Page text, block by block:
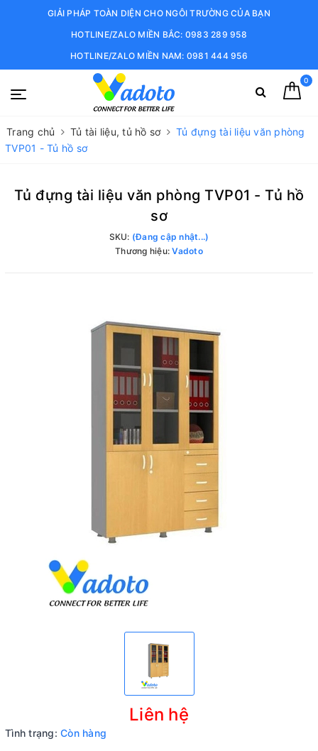
GIẢI PHÁP TOÀN DIỆN CHO NGÔI TRƯỜNG CỦA BẠN
HOTLINE/ZALO MIỀN BẮC: 0983 289 958
HOTLINE/ZALO MIỀN NAM: 0981 444 956
0
Trang chủ Tủ tài liệu, tủ hồ sơ
Tủ đựng tài liệu văn phòng
TVP01 - Tủ hồ sơ
Tủ đựng tài liệu văn phòng TVP01 - Tủ hồ
sơ
SKU: (Đang cập nhật...)
Thương hiệu:Vadoto
Liên hệ
Tình trạng: Còn hàng